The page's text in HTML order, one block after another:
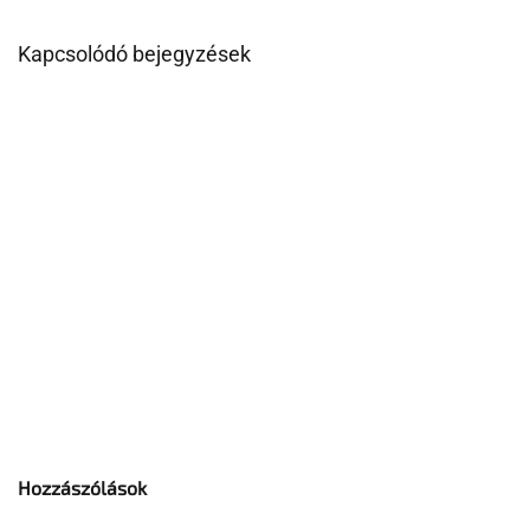
Kapcsolódó bejegyzések
Hozzászólások